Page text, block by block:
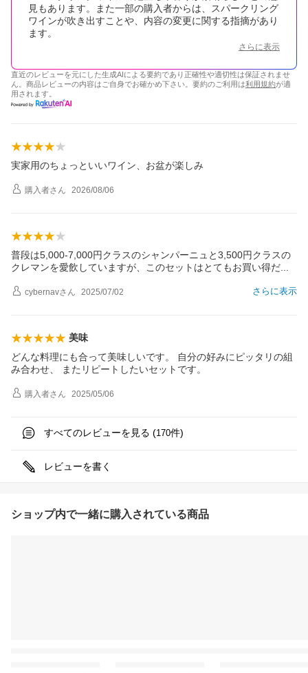
見もあります。また一部の購入者からは、スパークリング
ワインが吹き出すことや、内容の変更に関する指摘があり
ます。
さらに表示
直近のレビューを元にした生成AIによる要約であり正確性や適切性は保証されませ
ん。商品レビューの内容はご自身でお確かめ下さい。要約のご利用は利用規約が適
用されます。
実家用のちょっといいワイン、お盆が楽しみ
購入者さん 2026/08/06
普段は5,000-7,000円クラスのシャンパーニュと3,500円クラスの
クレマンを愛飲していますが、このセットはとてもお買い得だ
さらに表示
cybernavさん 2025/07/02
美味
どんな料理にも合って美味しいです。 自分の好みにピッタリの組
み合わせ、 またリピートしたいセットです。
購入者さん 2025/05/06
すべてのレビューを見る (170件)
レビューを書く
ショップ内で一緒に購入されている商品